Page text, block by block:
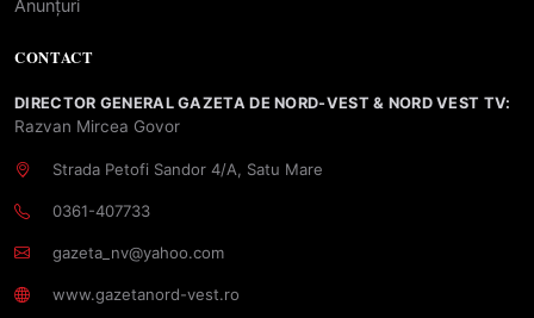
Anunțuri
CONTACT
DIRECTOR GENERAL GAZETA DE NORD-VEST & NORD VEST TV:
Razvan Mircea Govor
Strada Petofi Sandor 4/A, Satu Mare
0361-407733
gazeta_nv@yahoo.com
www.gazetanord-vest.ro